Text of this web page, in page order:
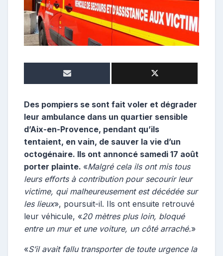
r
Des pompiers se sont fait voler et dégrader
leur ambulance dans un quartier sensible
d’Aix-en-Provence, pendant qu’ils
tentaient, en vain, de sauver la vie d’un
octogénaire. Ils ont annoncé samedi 17 août
porter plainte. «Malgré cela ils ont mis tous
leurs efforts à contribution pour secourir leur
victime, qui malheureusement est décédée sur
les lieux», poursuit-il. Ils ont ensuite retrouvé
leur véhicule, «20 mètres plus loin, bloqué
entre un mur et une voiture, un côté arraché.»
«S’il avait fallu transporter de toute urgence la